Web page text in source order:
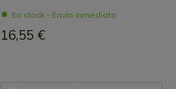
En stock - Envío inmediato
16,55 €